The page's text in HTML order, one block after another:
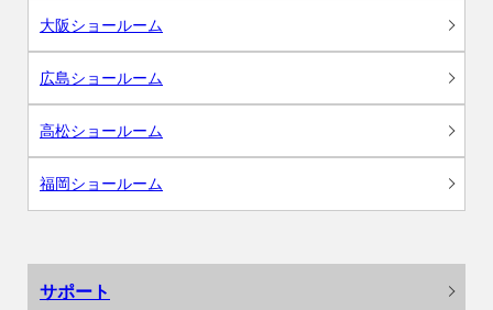
大阪ショールーム
広島ショールーム
高松ショールーム
福岡ショールーム
サポート